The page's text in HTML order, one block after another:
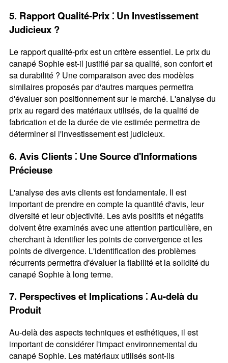
5. Rapport Qualité-Prix ⁚ Un Investissement
Judicieux ?
Le rapport qualité-prix est un critère essentiel. Le prix du
canapé Sophie est-il justifié par sa qualité, son confort et
sa durabilité ? Une comparaison avec des modèles
similaires proposés par d'autres marques permettra
d'évaluer son positionnement sur le marché. L'analyse du
prix au regard des matériaux utilisés, de la qualité de
fabrication et de la durée de vie estimée permettra de
déterminer si l'investissement est judicieux.
6. Avis Clients ⁚ Une Source d'Informations
Précieuse
L'analyse des avis clients est fondamentale. Il est
important de prendre en compte la quantité d'avis, leur
diversité et leur objectivité. Les avis positifs et négatifs
doivent être examinés avec une attention particulière, en
cherchant à identifier les points de convergence et les
points de divergence. L'identification des problèmes
récurrents permettra d'évaluer la fiabilité et la solidité du
canapé Sophie à long terme.
7. Perspectives et Implications ⁚ Au-delà du
Produit
Au-delà des aspects techniques et esthétiques, il est
important de considérer l'impact environnemental du
canapé Sophie. Les matériaux utilisés sont-ils